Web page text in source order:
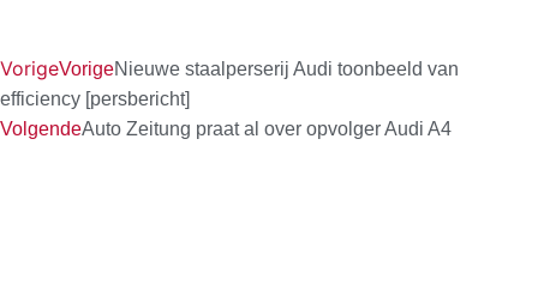
VorigeVorigeNieuwe staalperserij Audi toonbeeld van
efficiency [persbericht]
VolgendeAuto Zeitung praat al over opvolger Audi A4